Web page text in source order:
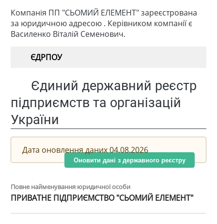
Компанія ПП "СЬОМИЙ ЕЛЕМЕНТ" зареєстрована
за юридичною адресою . Керівником компанії є
Василенко Віталій Семенович.
ЄДРПОУ
Єдиний державний реєстр
підприємств та організацій
України
Дата оновлення даних 04.08.2026
Оновити дані з державного реєстру
Повне найменування юридичної особи
ПРИВАТНЕ ПІДПРИЄМСТВО "СЬОМИЙ ЕЛЕМЕНТ"